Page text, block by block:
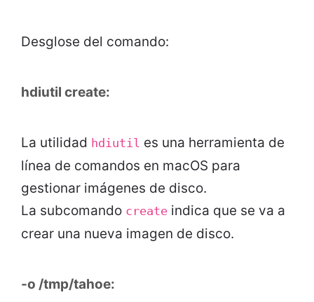
Desglose del comando:
hdiutil create:
La utilidad hdiutil es una herramienta de
línea de comandos en macOS para
gestionar imágenes de disco.
La subcomando create indica que se va a
crear una nueva imagen de disco.
-o /tmp/tahoe: